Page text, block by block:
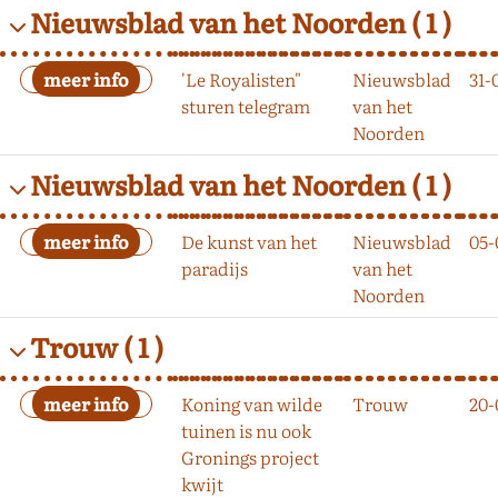
Nieuwsblad van het Noorden( 1 )
'Le Royalisten"
sturen telegram
Nieuwsblad
van het
Noorden
31-
Nieuwsblad van het Noorden( 1 )
De kunst van het
paradijs
Nieuwsblad
van het
Noorden
Trouw( 1 )
Koning van wilde
tuinen is nu ook
Gronings project
kwijt
Trouw